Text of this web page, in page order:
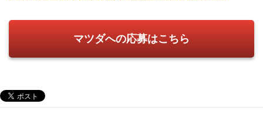
マツダへの応募はこちら